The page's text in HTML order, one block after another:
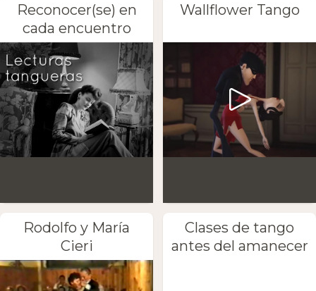
Reconocer(se) en
cada encuentro
Wallflower Tango
Rodolfo y María
Cieri
Clases de tango
antes del amanecer